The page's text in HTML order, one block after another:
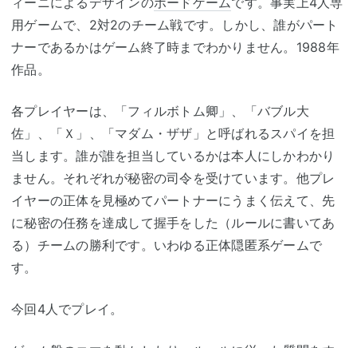
用ゲームで、2対2のチーム戦です。しかし、誰がパート
ナーであるかはゲーム終了時までわかりません。1988年
作品。
各プレイヤーは、「フィルボトム卿」、「バブル大
佐」、「Ｘ」、「マダム・ザザ」と呼ばれるスパイを担
当します。誰が誰を担当しているかは本人にしかわかり
ません。それぞれが秘密の司令を受けています。他プレ
イヤーの正体を見極めてパートナーにうまく伝えて、先
に秘密の任務を達成して握手をした（ルールに書いてあ
る）チームの勝利です。いわゆる正体隠匿系ゲームで
す。
今回4人でプレイ。